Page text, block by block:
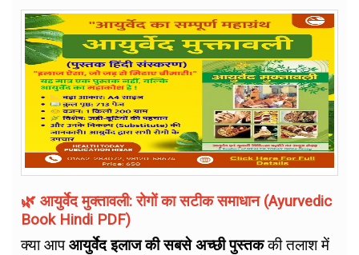
🌿 आयुर्वेद मुक्तावली: रोगों का सटीक समाधान (Ayurvedic
Book Hindi PDF)
क्या आपआयुर्वेद इलाज की सबसे अच्छी पुस्तककी तलाश में